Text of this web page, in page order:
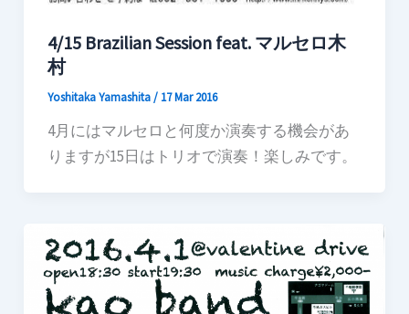
4/15 Brazilian Session feat. マルセロ木
村
Yoshitaka Yamashita/ 17 Mar 2016
4月にはマルセロと何度か演奏する機会があ
りますが15日はトリオで演奏！楽しみです。